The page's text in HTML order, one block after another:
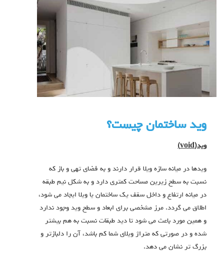
وید ساختمان چیست؟
وید(void
)
ویدها در میانه سازه ویلا قرار دارند و به فضای تهی و باز که
نسبت به سطح زیرین مساحت کمتری دارد و به شکل نیم طبقه
در میانه ارتفاع و داخل سقف یک ساختمان یا ویلا ایجاد می شود،
اطلاق می گردد. مرز مشخصی برای ابعاد و سطح وید وجود ندارد
و همین مورد باعث می شود تا دید طبقات نسبت به هم بیشتر
شده و در صورتی که متراژ ویلای شما کم باشد، آن را دلبازتر و
بزرگ تر نشان می دهد.